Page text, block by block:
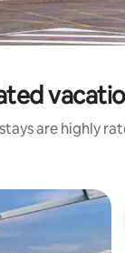
are highly